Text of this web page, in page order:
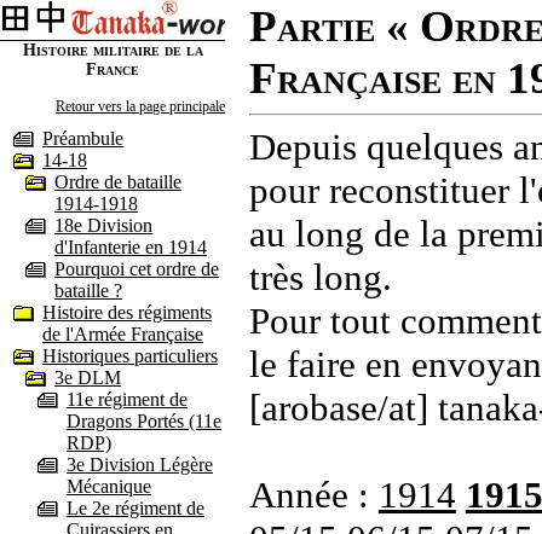
Histoire militaire de la
France
Retour vers la page principale
Préambule
14-18
Ordre de bataille
1914-1918
18e Division
d'Infanterie en 1914
Pourquoi cet ordre de
bataille ?
Histoire des régiments
de l'Armée Française
Historiques particuliers
3e DLM
11e régiment de
Dragons Portés (11e
RDP)
3e Division Légère
Mécanique
Le 2e régiment de
Cuirassiers en
Partie «
Française en
Depuis quelques
pour reconstituer
au long de la
très long.
Pour tout
le faire en
[arobase/at]
Année : 1914 1915